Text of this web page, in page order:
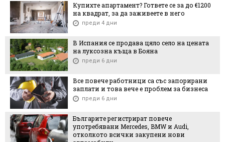
Купихте апартамент? Гответе се за до €1200
на квадрат, за да заживеете в него
преди 4 дни
В Испания се продава цяло село на цената
на луксозна къща в Бояна
преди 6 дни
Все повече работници са със запорирани
заплати и това вече е проблем за бизнеса
преди 6 дни
Българите регистрират повече
употребявани Mercedes, BMW и Audi,
отколкото всички закупени нови